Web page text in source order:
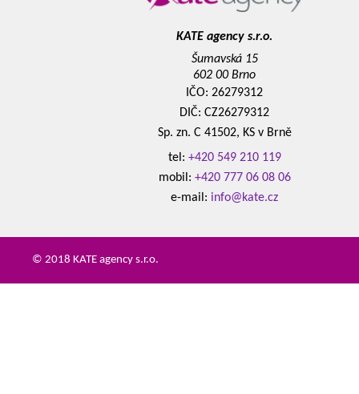
KATE agency s.r.o.
Šumavská 15
602 00 Brno
IČO: 26279312
DIČ: CZ26279312
Sp. zn. C 41502, KS v Brně
tel: +420 549 210 119
mobil: +420 777 06 08 06
e-mail: info@kate.cz
© 2018 KATE agency s.r.o.